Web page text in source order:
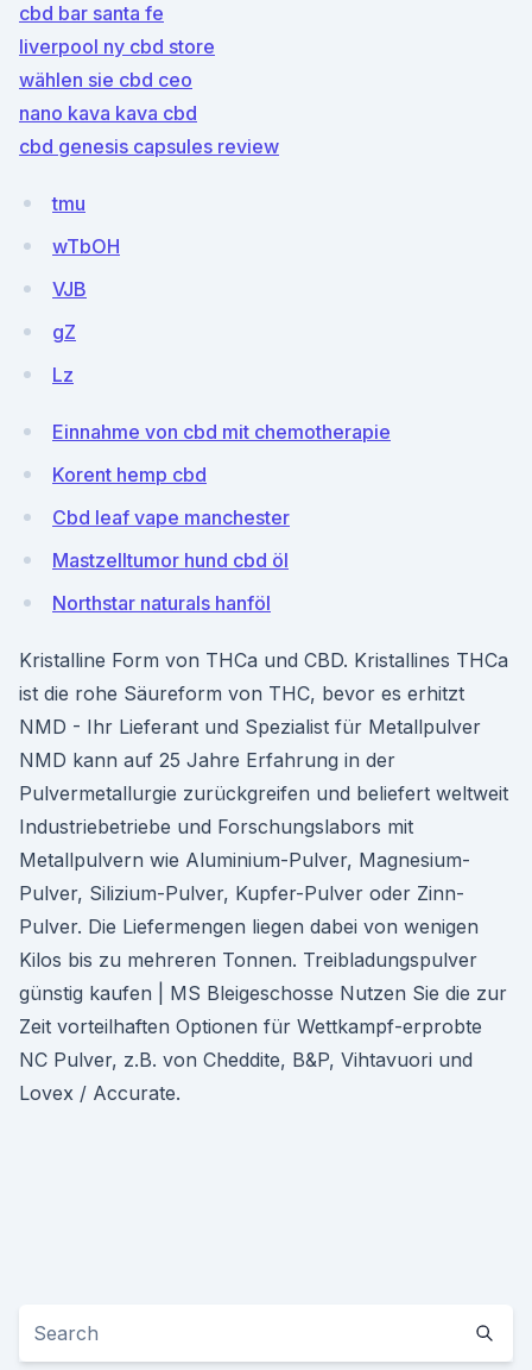
cbd bar santa fe
liverpool ny cbd store
wählen sie cbd ceo
nano kava kava cbd
cbd genesis capsules review
tmu
wTbOH
VJB
gZ
Lz
Einnahme von cbd mit chemotherapie
Korent hemp cbd
Cbd leaf vape manchester
Mastzelltumor hund cbd öl
Northstar naturals hanföl
Kristalline Form von THCa und CBD. Kristallines THCa
ist die rohe Säureform von THC, bevor es erhitzt
NMD - Ihr Lieferant und Spezialist für Metallpulver
NMD kann auf 25 Jahre Erfahrung in der
Pulvermetallurgie zurückgreifen und beliefert weltweit
Industriebetriebe und Forschungslabors mit
Metallpulvern wie Aluminium-Pulver, Magnesium-
Pulver, Silizium-Pulver, Kupfer-Pulver oder Zinn-
Pulver. Die Liefermengen liegen dabei von wenigen
Kilos bis zu mehreren Tonnen. Treibladungspulver
günstig kaufen | MS Bleigeschosse Nutzen Sie die zur
Zeit vorteilhaften Optionen für Wettkampf-erprobte
NC Pulver, z.B. von Cheddite, B&P, Vihtavuori und
Lovex / Accurate.